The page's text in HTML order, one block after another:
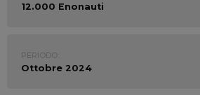
12.000 Enonauti
PERIODO:
Ottobre 2024